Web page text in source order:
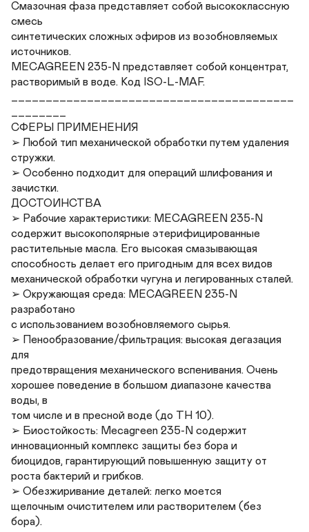
Смазочная фаза представляет собой высококлассную
смесь
синтетических сложных эфиров из возобновляемых
источников.
MECAGREEN 235-N представляет собой концентрат,
растворимый в воде. Код ISO-L-MAF.
СФЕРЫ ПРИМЕНЕНИЯ
➢ Любой тип механической обработки путем удаления
стружки.
➢ Особенно подходит для операций шлифования и
зачистки.
ДОСТОИНСТВА
➢ Рабочие характеристики: MECAGREEN 235-N
содержит высокополярные этерифицированные
растительные масла. Его высокая смазывающая
способность делает его пригодным для всех видов
механической обработки чугуна и легированных сталей.
➢ Окружающая среда: MECAGREEN 235-N
разработано
с использованием возобновляемого сырья.
➢ Пенообразование/фильтрация: высокая дегазация
для
предотвращения механического вспенивания. Очень
хорошее поведение в большом диапазоне качества
воды, в
том числе и в пресной воде (до TH 10).
➢ Биостойкость: Mecagreen 235-N содержит
инновационный комплекс защиты без бора и
биоцидов, гарантирующий повышенную защиту от
роста бактерий и грибков.
➢ Обезжиривание деталей: легко моется
щелочным очистителем или растворителем (без
бора).